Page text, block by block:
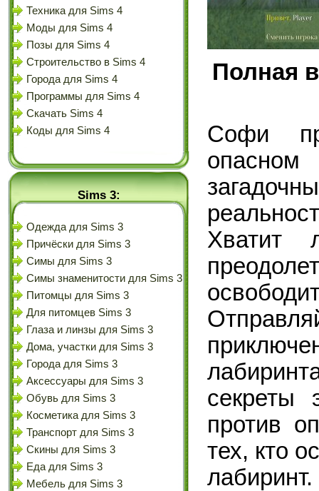
Техника для Sims 4
Моды для Sims 4
Позы для Sims 4
Строительство в Sims 4
Города для Sims 4
Программы для Sims 4
Скачать Sims 4
Коды для Sims 4
Sims 3:
Одежда для Sims 3
Причёски для Sims 3
Симы для Sims 3
Симы знаменитости для Sims 3
Питомцы для Sims 3
Для питомцев Sims 3
Глаза и линзы для Sims 3
Дома, участки для Sims 3
Города для Sims 3
Аксессуары для Sims 3
Обувь для Sims 3
Косметика для Sims 3
Транспорт для Sims 3
Скины для Sims 3
Еда для Sims 3
Мебель для Sims 3
Полная
Софи
секреты
против
тех, кто
лабиринт.